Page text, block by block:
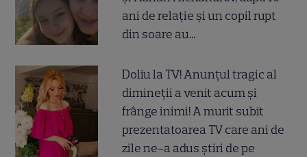
ani de relație și un copil rupt
din soare au...
Doliu la TV! Anunțul tragic al
dimineții a venit acum și
frânge inimi! A murit subit
prezentatoarea TV care ani de
zile ne-a adus știri de pe